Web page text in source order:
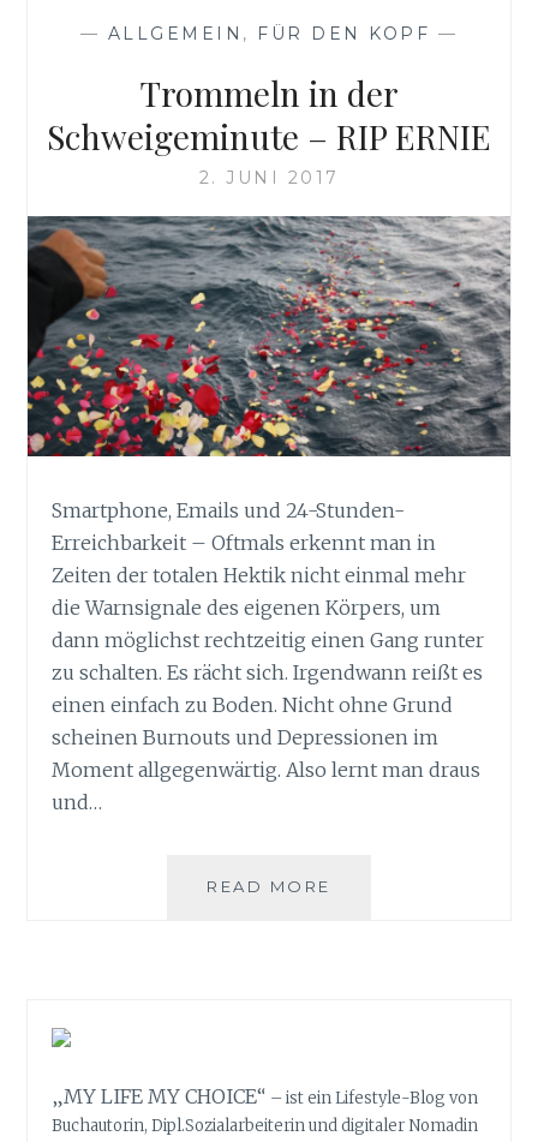
— ALLGEMEIN , FÜR DEN KOPF —
Trommeln in der
Schweigeminute – RIP ERNIE
2. JUNI 2017
Smartphone, Emails und 24-Stunden-
Erreichbarkeit – Oftmals erkennt man in
Zeiten der totalen Hektik nicht einmal mehr
die Warnsignale des eigenen Körpers, um
dann möglichst rechtzeitig einen Gang runter
zu schalten. Es rächt sich. Irgendwann reißt es
einen einfach zu Boden. Nicht ohne Grund
scheinen Burnouts und Depressionen im
Moment allgegenwärtig. Also lernt man draus
und…
READ MORE
I
N
„MY LIFE MY CHOICE“ – ist ein Lifestyle-Blog von
Buchautorin, Dipl.Sozialarbeiterin und digitaler Nomadin